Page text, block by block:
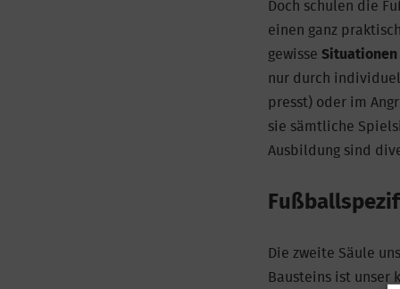
Doch schulen die
einen ganz
gewisse
nur durch
presst) oder im
sie sämtliche
Ausbildung sind
Die zweite Säule
Bausteins ist unser